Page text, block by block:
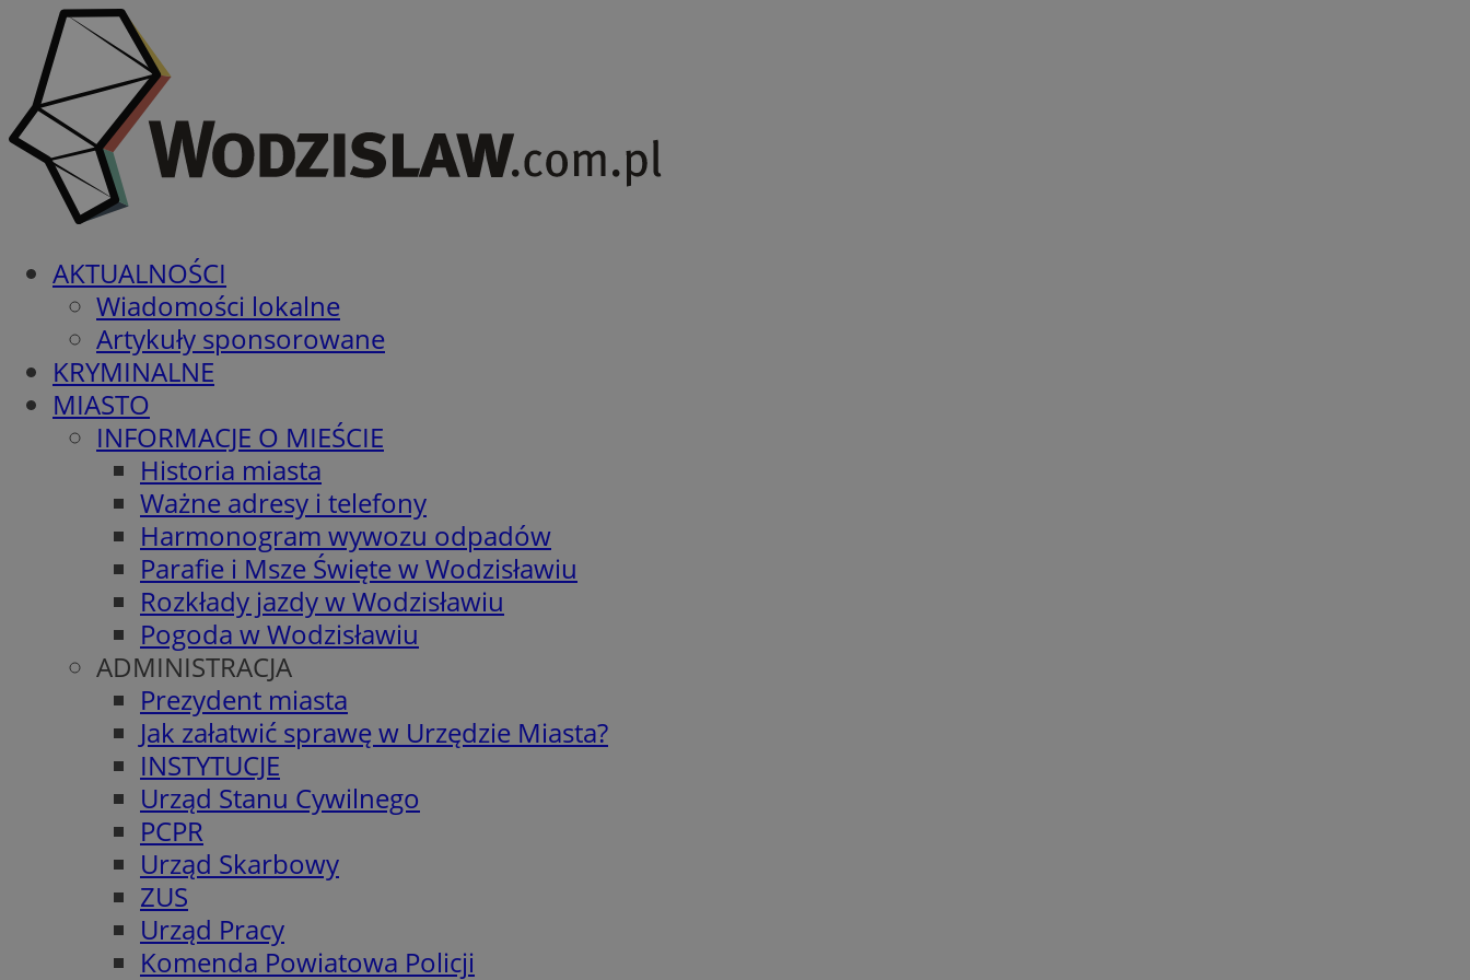
AKTUALNOŚCI
Wiadomości lokalne
Artykuły sponsorowane
KRYMINALNE
MIASTO
INFORMACJE O MIEŚCIE
Historia miasta
Ważne adresy i telefony
Harmonogram wywozu odpadów
Parafie i Msze Święte w Wodzisławiu
Rozkłady jazdy w Wodzisławiu
Pogoda w Wodzisławiu
ADMINISTRACJA
Prezydent miasta
Jak załatwić sprawę w Urzędzie Miasta?
INSTYTUCJE
Urząd Stanu Cywilnego
PCPR
Urząd Skarbowy
ZUS
Urząd Pracy
Komenda Powiatowa Policji